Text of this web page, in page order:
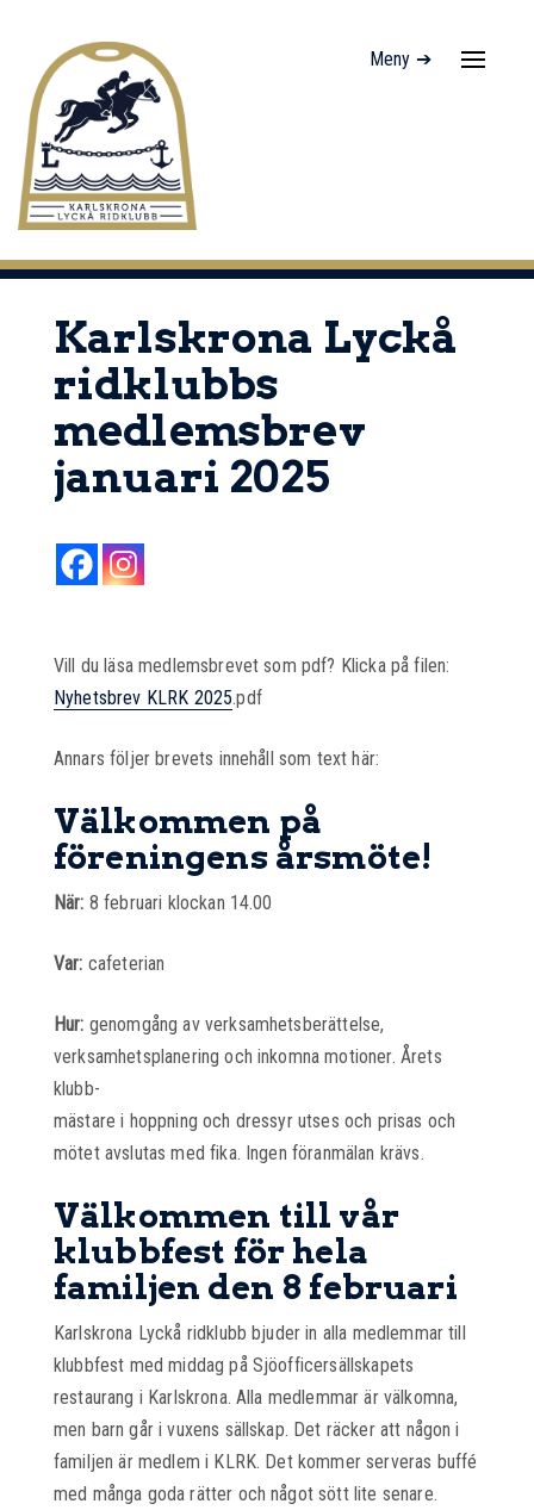
Meny ➔
Karlskrona Lyckå
ridklubbs
medlemsbrev
januari 2025
Vill du läsa medlemsbrevet som pdf? Klicka på filen:
Nyhetsbrev KLRK 2025.pdf
Annars följer brevets innehåll som text här:
Välkommen på
föreningens årsmöte!
När: 8 februari klockan 14.00
Var: cafeterian
Hur: genomgång av verksamhetsberättelse,
verksamhetsplanering och inkomna motioner. Årets
klubb-
mästare i hoppning och dressyr utses och prisas och
mötet avslutas med fika. Ingen föranmälan krävs.
Välkommen till vår
klubbfest för hela
familjen den 8 februari
Karlskrona Lyckå ridklubb bjuder in alla medlemmar till
klubbfest med middag på Sjöofficersällskapets
restaurang i Karlskrona. Alla medlemmar är välkomna,
men barn går i vuxens sällskap. Det räcker att någon i
familjen är medlem i KLRK. Det kommer serveras buffé
med många goda rätter och något sött lite senare.